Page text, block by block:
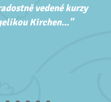
vedené kurzy
Kirchen..."